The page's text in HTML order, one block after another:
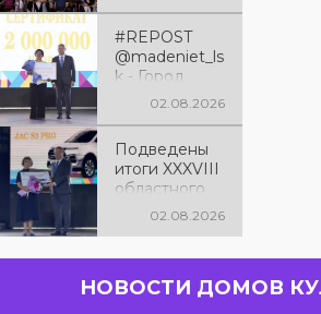
Костанайско
й области
#REPOST
@madeniet_ls
k - Город
Лисаковск
XXXVIII
областном
фестивале
художествен
ной
«Өнеріміз
02.08.2026
Подведены
итоги XXXVIII
областного
смотра-
Қазақстан!»
02.08.2026
НОВОСТИ ДОМОВ